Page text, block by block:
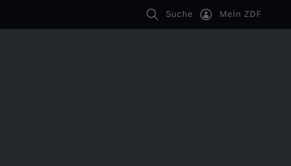
Suche Mein ZDF